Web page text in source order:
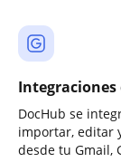
Integraciones
DocHub se
importar, editar
desde tu Gmail,